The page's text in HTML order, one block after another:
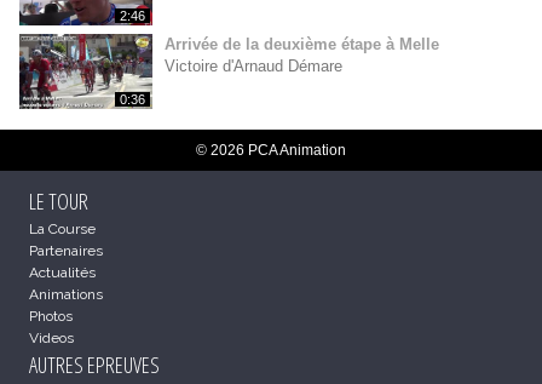
2:46
0:36
Arrivée de la deuxième étape à Melle
Victoire d'Arnaud Démare
© 2026 PCA Animation
LE TOUR
La Course
Partenaires
Actualités
Animations
Photos
Videos
AUTRES EPREUVES